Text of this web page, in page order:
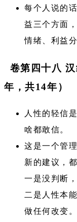
每个人说的
益三个方面
情绪、利益
卷第四十八
年，共14年）
人性的轻信
啥都敢信。
这是一个管
新的建议，
一是没判断
二是人性本
做任何改变。